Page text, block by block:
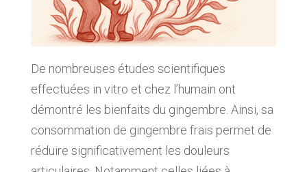
De nombreuses études scientifiques
effectuées in vitro et chez l’humain ont
démontré les bienfaits du gingembre. Ainsi, sa
consommation de gingembre frais permet de
réduire significativement les douleurs